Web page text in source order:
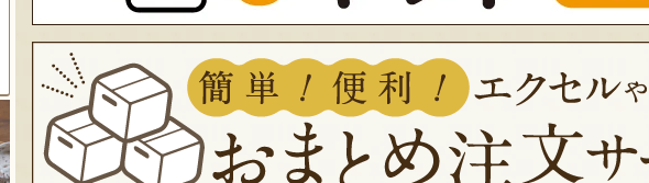
爽やかな甘みとツルッとした
るはず！お中元にも喜ばれる
こと間違い無し！
甘みがのった秋なすは特に絶
品。新米との相性も抜群で
す！
おすすめです。